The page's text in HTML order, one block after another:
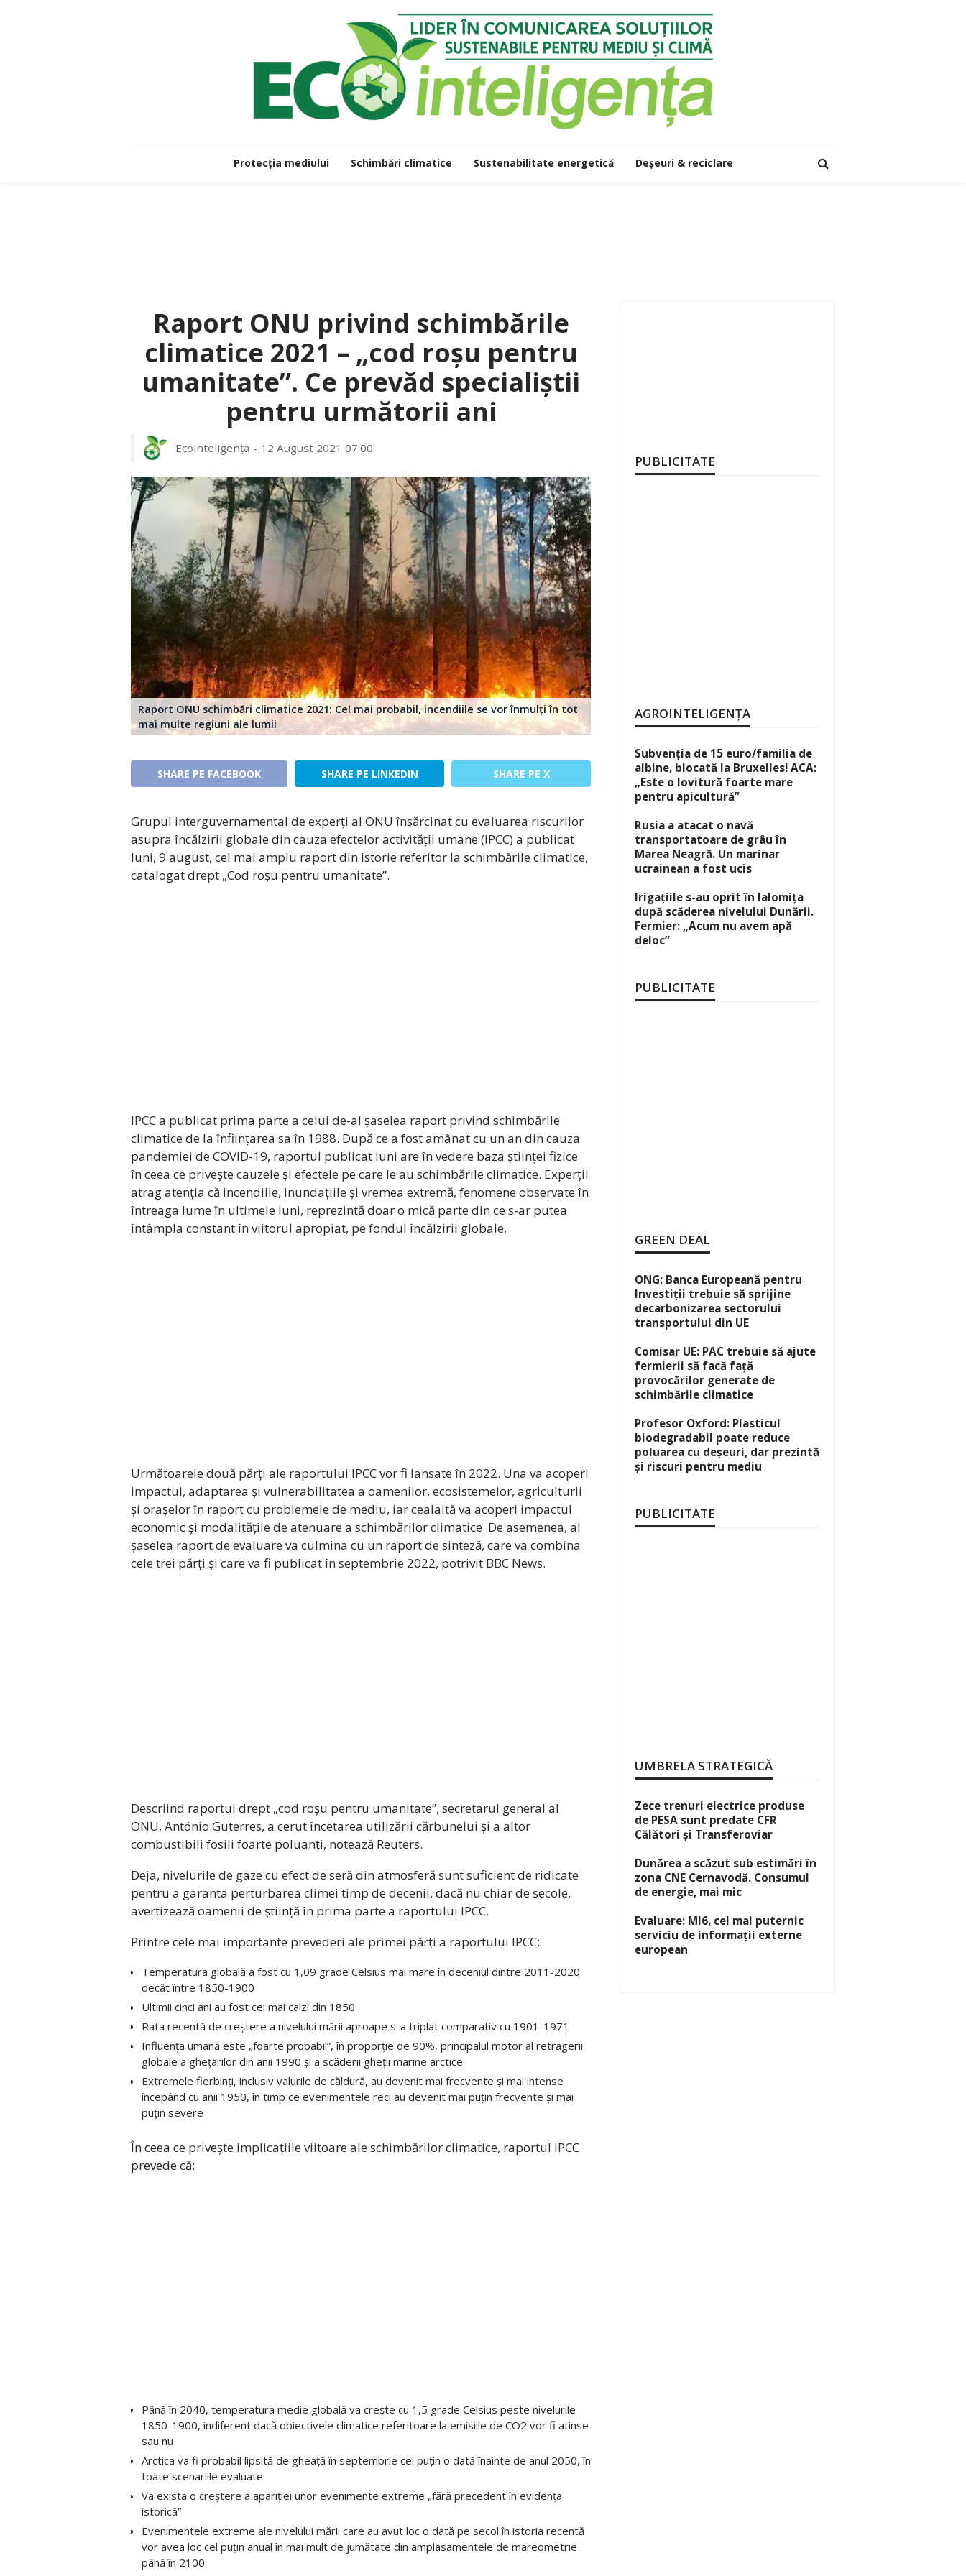
Protecția mediului Schimbări climatice Sustenabilitate energetică Deșeuri & reciclare
Raport ONU privind schimbările
climatice 2021 – „cod roșu pentru
umanitate”. Ce prevăd specialiștii
pentru următorii ani
Ecointeligența 12 August 2021 07:00
Raport ONU schimbări climatice 2021: Cel mai probabil, incendiile se vor înmulți în tot
mai multe regiuni ale lumii
SHARE PE FACEBOOK SHARE PE LINKEDIN SHARE PE X
Grupul interguvernamental de experți al ONU însărcinat cu evaluarea riscurilor
asupra încălzirii globale din cauza efectelor activității umane (IPCC) a publicat
luni, 9 august, cel mai amplu raport din istorie referitor la schimbările climatice,
catalogat drept „Cod roșu pentru umanitate”.
IPCC a publicat prima parte a celui de-al șaselea raport privind schimbările
climatice de la înființarea sa în 1988. După ce a fost amânat cu un an din cauza
pandemiei de COVID-19, raportul publicat luni are în vedere baza științei fizice
în ceea ce privește cauzele și efectele pe care le au schimbările climatice. Experții
atrag atenția că incendiile, inundațiile și vremea extremă, fenomene observate în
întreaga lume în ultimele luni, reprezintă doar o mică parte din ce s-ar putea
întâmpla constant în viitorul apropiat, pe fondul încălzirii globale.
Următoarele două părți ale raportului IPCC vor fi lansate în 2022. Una va acoperi
impactul, adaptarea și vulnerabilitatea a oamenilor, ecosistemelor, agriculturii
și orașelor în raport cu problemele de mediu, iar cealaltă va acoperi impactul
economic și modalitățile de atenuare a schimbărilor climatice. De asemenea, al
șaselea raport de evaluare va culmina cu un raport de sinteză, care va combina
cele trei părți și care va fi publicat în septembrie 2022, potrivit BBC News.
Descriind raportul drept „cod roșu pentru umanitate”, secretarul general al
ONU, António Guterres, a cerut încetarea utilizării cărbunelui și a altor
combustibili fosili foarte poluanți, notează Reuters.
Deja, nivelurile de gaze cu efect de seră din atmosferă sunt suficient de ridicate
pentru a garanta perturbarea climei timp de decenii, dacă nu chiar de secole,
avertizează oamenii de știință în prima parte a raportului IPCC.
Printre cele mai importante prevederi ale primei părți a raportului IPCC:
Temperatura globală a fost cu 1,09 grade Celsius mai mare în deceniul dintre 2011-2020
decât între 1850-1900
Ultimii cinci ani au fost cei mai calzi din 1850
Rata recentă de creștere a nivelului mării aproape s-a triplat comparativ cu 1901-1971
Influența umană este „foarte probabil”, în proporție de 90%, principalul motor al retragerii
globale a ghețarilor din anii 1990 și a scăderii gheții marine arctice
Extremele fierbinți, inclusiv valurile de căldură, au devenit mai frecvente și mai intense
începând cu anii 1950, în timp ce evenimentele reci au devenit mai puțin frecvente și mai
puțin severe
În ceea ce privește implicațiile viitoare ale schimbărilor climatice, raportul IPCC
prevede că:
Până în 2040, temperatura medie globală va crește cu 1,5 grade Celsius peste nivelurile
1850-1900, indiferent dacă obiectivele climatice referitoare la emisiile de CO2 vor fi atinse
sau nu
Arctica va fi probabil lipsită de gheață în septembrie cel puțin o dată înainte de anul 2050, în
toate scenariile evaluate
Va exista o creștere a apariției unor evenimente extreme „fără precedent în evidența
istorică”
Evenimentele extreme ale nivelului mării care au avut loc o dată pe secol în istoria recentă
vor avea loc cel puțin anual în mai mult de jumătate din amplasamentele de mareometrie
până în 2100
PUBLICITATE
AGROINTELIGENȚA
Subvenția de 15 euro/familia de
albine, blocată la Bruxelles! ACA:
„Este o lovitură foarte mare
pentru apicultură”
Rusia a atacat o navă
transportatoare de grâu în
Marea Neagră. Un marinar
ucrainean a fost ucis
Irigațiile s-au oprit în Ialomița
după scăderea nivelului Dunării.
Fermier: „Acum nu avem apă
deloc”
PUBLICITATE
GREEN DEAL
ONG: Banca Europeană pentru
Investiții trebuie să sprijine
decarbonizarea sectorului
transportului din UE
Comisar UE: PAC trebuie să ajute
fermierii să facă față
provocărilor generate de
schimbările climatice
Profesor Oxford: Plasticul
biodegradabil poate reduce
poluarea cu deșeuri, dar prezintă
și riscuri pentru mediu
PUBLICITATE
UMBRELA STRATEGICĂ
Zece trenuri electrice produse
de PESA sunt predate CFR
Călători și Transferoviar
Dunărea a scăzut sub estimări în
zona CNE Cernavodă. Consumul
de energie, mai mic
Evaluare: MI6, cel mai puternic
serviciu de informații externe
european